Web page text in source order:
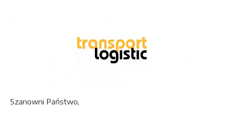
Szanowni Państwo,